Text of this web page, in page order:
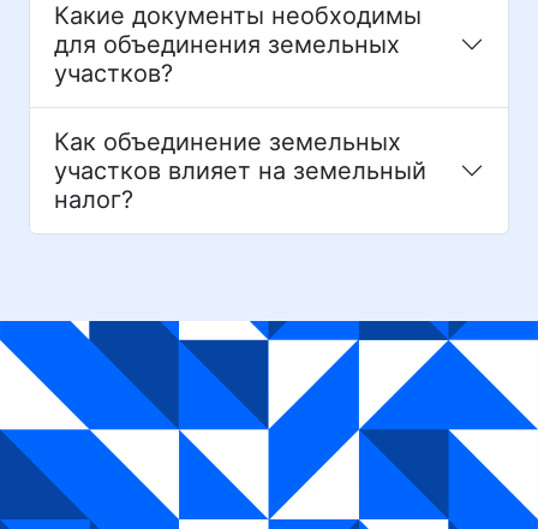
Какие документы необходимы
для объединения земельных
участков?
Как объединение земельных
участков влияет на земельный
налог?